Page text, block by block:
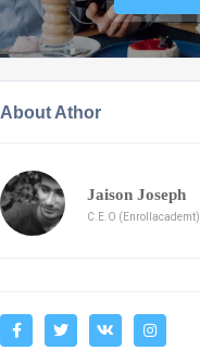
About Athor
Jaison Joseph
C.E.O (Enrollacademt)